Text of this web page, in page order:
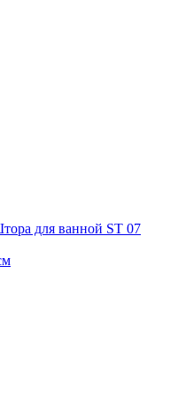
для ванной ST 07